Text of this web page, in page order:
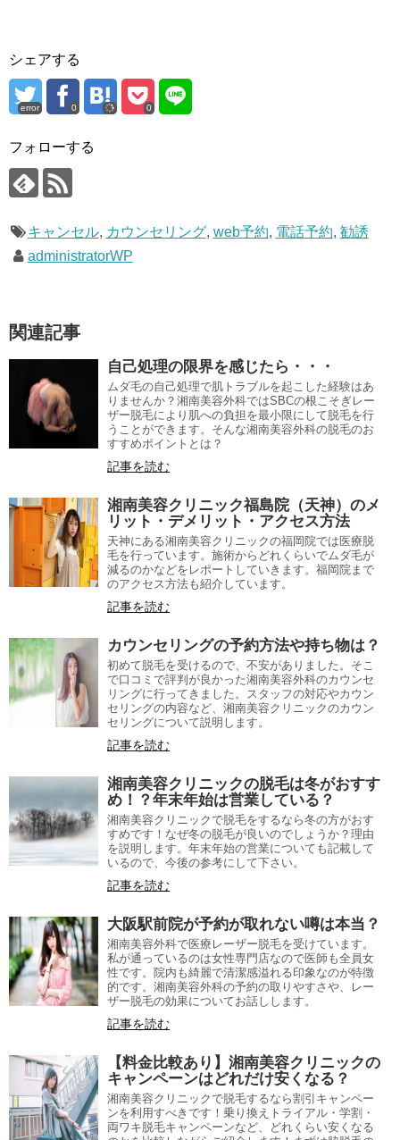
シェアする
error 0 0
フォローする
キャンセル, カウンセリング, web予約, 電話予約, 勧誘
administratorWP
関連記事
自己処理の限界を感じたら・・・
ムダ毛の自己処理で肌トラブルを起こした経験はあ
りませんか？湘南美容外科ではSBCの根こそぎレー
ザー脱毛により肌への負担を最小限にして脱毛を行
うことができます。そんな湘南美容外科の脱毛のお
すすめポイントとは？
記事を読む
湘南美容クリニック福島院（天神）のメ
リット・デメリット・アクセス方法
天神にある湘南美容クリニックの福岡院では医療脱
毛を行っています。施術からどれくらいでムダ毛が
減るのかなどをレポートしていきます。福岡院まで
のアクセス方法も紹介しています。
記事を読む
カウンセリングの予約方法や持ち物は？
初めて脱毛を受けるので、不安がありました。そこ
で口コミで評判が良かった湘南美容外科のカウンセ
リングに行ってきました。スタッフの対応やカウン
セリングの内容など、湘南美容クリニックのカウン
セリングについて説明します。
記事を読む
湘南美容クリニックの脱毛は冬がおすす
め！？年末年始は営業している？
湘南美容クリニックで脱毛をするなら冬の方がおす
すめです！なぜ冬の脱毛が良いのでしょうか？理由
を説明します。年末年始の営業についても記載して
いるので、今後の参考にして下さい。
記事を読む
大阪駅前院が予約が取れない噂は本当？
湘南美容外科で医療レーザー脱毛を受けています。
私が通っているのは女性専門店なので医師も全員女
性です。院内も綺麗で清潔感溢れる印象なのが特徴
的です。湘南美容外科の予約の取りやすさや、レー
ザー脱毛の効果についてお話しします。
記事を読む
【料金比較あり】湘南美容クリニックの
キャンペーンはどれだけ安くなる？
湘南美容クリニックで脱毛するなら割引キャンペー
ンを利用すべきです！乗り換えトライアル・学割・
両ワキ脱毛キャンペーンなど、どれくらい安くなる